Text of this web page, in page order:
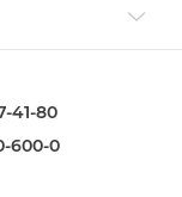
41-80
600-0